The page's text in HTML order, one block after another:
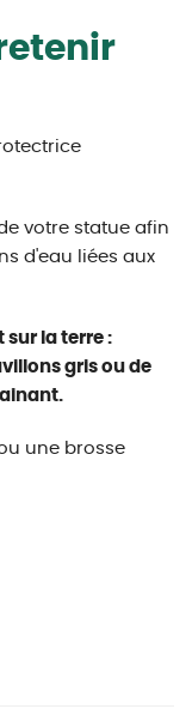
votre statue afin
d'eau liées aux
sur la terre :
gris ou de
une brosse